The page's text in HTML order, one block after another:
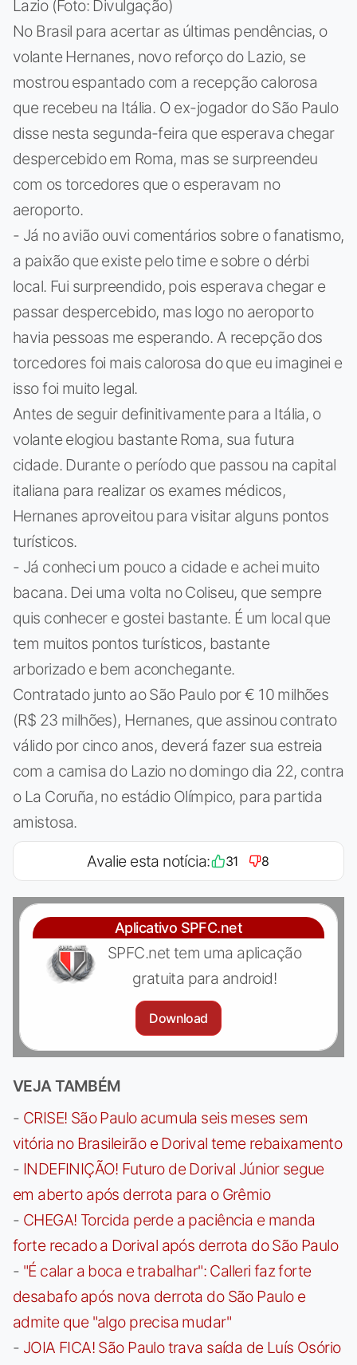
Lazio (Foto: Divulgação)
No Brasil para acertar as últimas pendências, o
volante Hernanes, novo reforço do Lazio, se
mostrou espantado com a recepção calorosa
que recebeu na Itália. O ex-jogador do São Paulo
disse nesta segunda-feira que esperava chegar
despercebido em Roma, mas se surpreendeu
com os torcedores que o esperavam no
aeroporto.
- Já no avião ouvi comentários sobre o fanatismo,
a paixão que existe pelo time e sobre o dérbi
local. Fui surpreendido, pois esperava chegar e
passar despercebido, mas logo no aeroporto
havia pessoas me esperando. A recepção dos
torcedores foi mais calorosa do que eu imaginei e
isso foi muito legal.
Antes de seguir definitivamente para a Itália, o
volante elogiou bastante Roma, sua futura
cidade. Durante o período que passou na capital
italiana para realizar os exames médicos,
Hernanes aproveitou para visitar alguns pontos
turísticos.
- Já conheci um pouco a cidade e achei muito
bacana. Dei uma volta no Coliseu, que sempre
quis conhecer e gostei bastante. É um local que
tem muitos pontos turísticos, bastante
arborizado e bem aconchegante.
Contratado junto ao São Paulo por € 10 milhões
(R$ 23 milhões), Hernanes, que assinou contrato
válido por cinco anos, deverá fazer sua estreia
com a camisa do Lazio no domingo dia 22, contra
o La Coruña, no estádio Olímpico, para partida
amistosa.
Avalie esta notícia: 31 8
Aplicativo SPFC.net
SPFC.net tem uma aplicação
gratuita para android!
Download
VEJA TAMBÉM
- CRISE! São Paulo acumula seis meses sem
vitória no Brasileirão e Dorival teme rebaixamento
- INDEFINIÇÃO! Futuro de Dorival Júnior segue
em aberto após derrota para o Grêmio
- CHEGA! Torcida perde a paciência e manda
forte recado a Dorival após derrota do São Paulo
- "É calar a boca e trabalhar": Calleri faz forte
desabafo após nova derrota do São Paulo e
admite que "algo precisa mudar"
- JOIA FICA! São Paulo trava saída de Luís Osório